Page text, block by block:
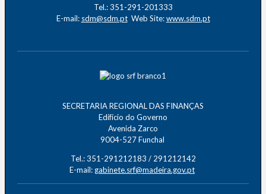
Tel.: 351-291-201333
E-mail: sdm@sdm.ptWeb Site:www.sdm.pt
SECRETARIA REGIONAL DAS FINANÇAS
Edifício do Governo
Avenida Zarco
9004-527 Funchal
Tel.: 351-291212183 / 291212142
E-mail: gabinete.srf@madeira.gov.pt